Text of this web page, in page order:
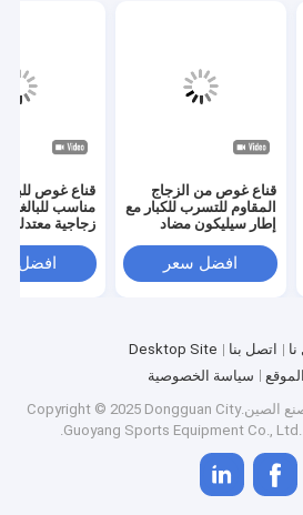
قناع غوص من الزجاج
المقاوم للتسرب للكبار مع
إطار سيليكون مضاد
افضل سعر
قناع غوص
مناسب
زجاجية معتدلة
افضل
اتصل بنا
Desktop Site
سياسة الخصوصية
مصنع الصين.Copyright © 2025 Dongguan City
Guoyang Sports Equipment Co.,